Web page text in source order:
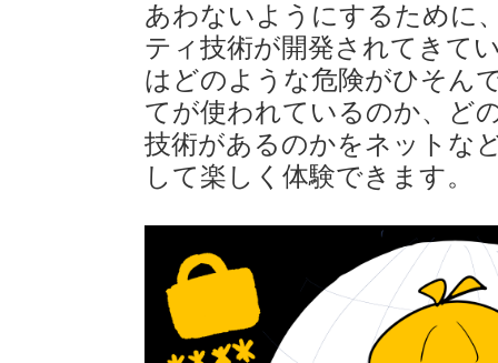
あわないようにするために
ティ技術が開発されてきて
はどのような危険がひそん
てが使われているのか、ど
技術があるのかをネットな
して楽しく体験できます。